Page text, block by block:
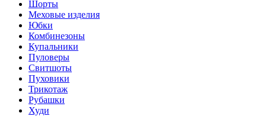
Шорты
Меховые изделия
Юбки
Комбинезоны
Купальники
Пуловеры
Свитшоты
Пуховики
Трикотаж
Рубашки
Худи